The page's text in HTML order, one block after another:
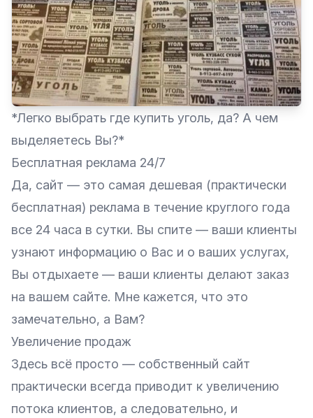
*Легко выбрать где купить уголь, да? А чем
выделяетесь Вы?*
Бесплатная реклама 24/7
Да, сайт — это самая дешевая (практически
бесплатная) реклама в течение круглого года
все 24 часа в сутки. Вы спите — ваши клиенты
узнают информацию о Вас и о ваших услугах,
Вы отдыхаете — ваши клиенты делают заказ
на вашем сайте. Мне кажется, что это
замечательно, а Вам?
Увеличение продаж
Здесь всё просто — собственный сайт
практически всегда приводит к увеличению
потока клиентов, а следовательно, и